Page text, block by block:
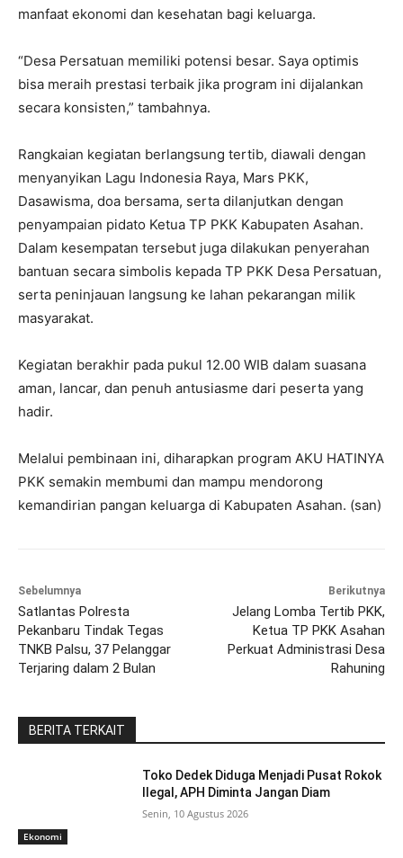
manfaat ekonomi dan kesehatan bagi keluarga.
“Desa Persatuan memiliki potensi besar. Saya optimis
bisa meraih prestasi terbaik jika program ini dijalankan
secara konsisten,” tambahnya.
Rangkaian kegiatan berlangsung tertib, diawali dengan
menyanyikan Lagu Indonesia Raya, Mars PKK,
Dasawisma, doa bersama, serta dilanjutkan dengan
penyampaian pidato Ketua TP PKK Kabupaten Asahan.
Dalam kesempatan tersebut juga dilakukan penyerahan
bantuan secara simbolis kepada TP PKK Desa Persatuan,
serta peninjauan langsung ke lahan pekarangan milik
masyarakat.
Kegiatan berakhir pada pukul 12.00 WIB dalam suasana
aman, lancar, dan penuh antusiasme dari peserta yang
hadir.
Melalui pembinaan ini, diharapkan program AKU HATINYA
PKK semakin membumi dan mampu mendorong
kemandirian pangan keluarga di Kabupaten Asahan. (san)
Sebelumnya
Satlantas Polresta
Pekanbaru Tindak Tegas
TNKB Palsu, 37 Pelanggar
Terjaring dalam 2 Bulan
Berikutnya
Jelang Lomba Tertib PKK,
Ketua TP PKK Asahan
Perkuat Administrasi Desa
Rahuning
BERITA TERKAIT
Ekonomi
Toko Dedek Diduga Menjadi Pusat Rokok
Ilegal, APH Diminta Jangan Diam
Senin, 10 Agustus 2026